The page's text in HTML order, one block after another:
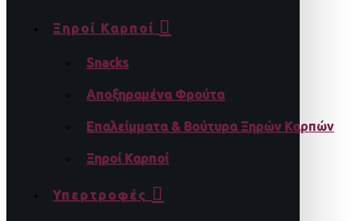
Ξηροί Καρποί
Snacks
Αποξηραμένα Φρούτα
Επαλείμματα & Βούτυρα Ξηρών Καρπών
Ξηροί Καρποί
Υπερτροφές